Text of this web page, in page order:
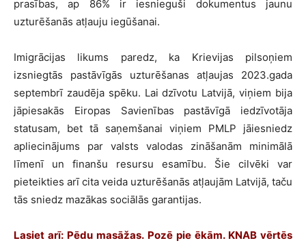
prasības, ap 86% ir iesnieguši dokumentus jaunu
uzturēšanās atļauju iegūšanai.
Imigrācijas likums paredz, ka Krievijas pilsoņiem
izsniegtās pastāvīgās uzturēšanas atļaujas 2023.gada
septembrī zaudēja spēku. Lai dzīvotu Latvijā, viņiem bija
jāpiesakās Eiropas Savienības pastāvīgā iedzīvotāja
statusam, bet tā saņemšanai viņiem PMLP jāiesniedz
apliecinājums par valsts valodas zināšanām minimālā
līmenī un finanšu resursu esamību. Šie cilvēki var
pieteikties arī cita veida uzturēšanās atļaujām Latvijā, taču
tās sniedz mazākas sociālās garantijas.
Lasiet arī: Pēdu masāžas. Pozē pie ēkām. KNAB vērtēs